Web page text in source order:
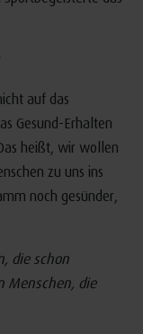
auf das
Gesund-Erhalten
heißt, wir wollen
zu uns ins
noch gesünder,
die schon
Menschen, die